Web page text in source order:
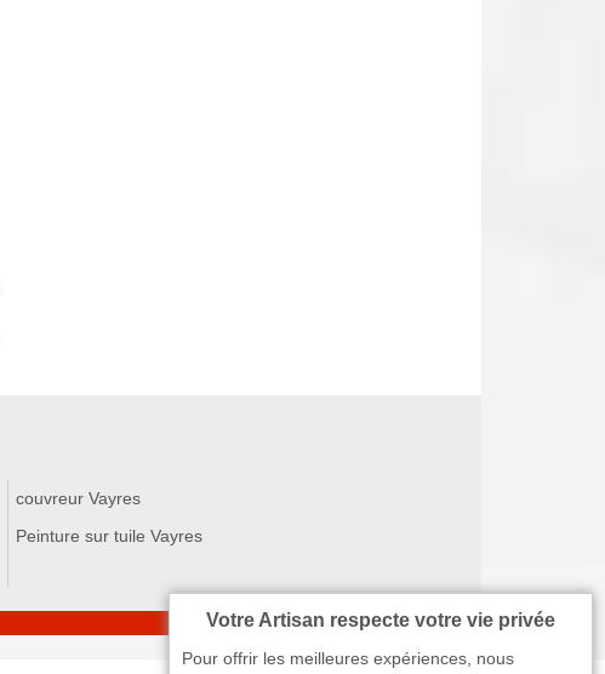
couvreur Vayres
Peinture sur tuile Vayres
Votre Artisan respecte votre vie privée
Pour offrir les meilleures expériences, nous